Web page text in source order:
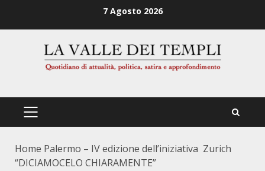
7 Agosto 2026
PRIMÄRES
Home Palermo – IV edizione dell’iniziativa Zurich
“DICIAMOCELO CHIARAMENTE”